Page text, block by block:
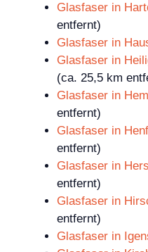
Glasfaser in
entfernt)
Glasfaser in
Glasfaser in
(ca. 25,5 km
Glasfaser in
entfernt)
Glasfaser in
entfernt)
Glasfaser in
entfernt)
Glasfaser in
entfernt)
Glasfaser in